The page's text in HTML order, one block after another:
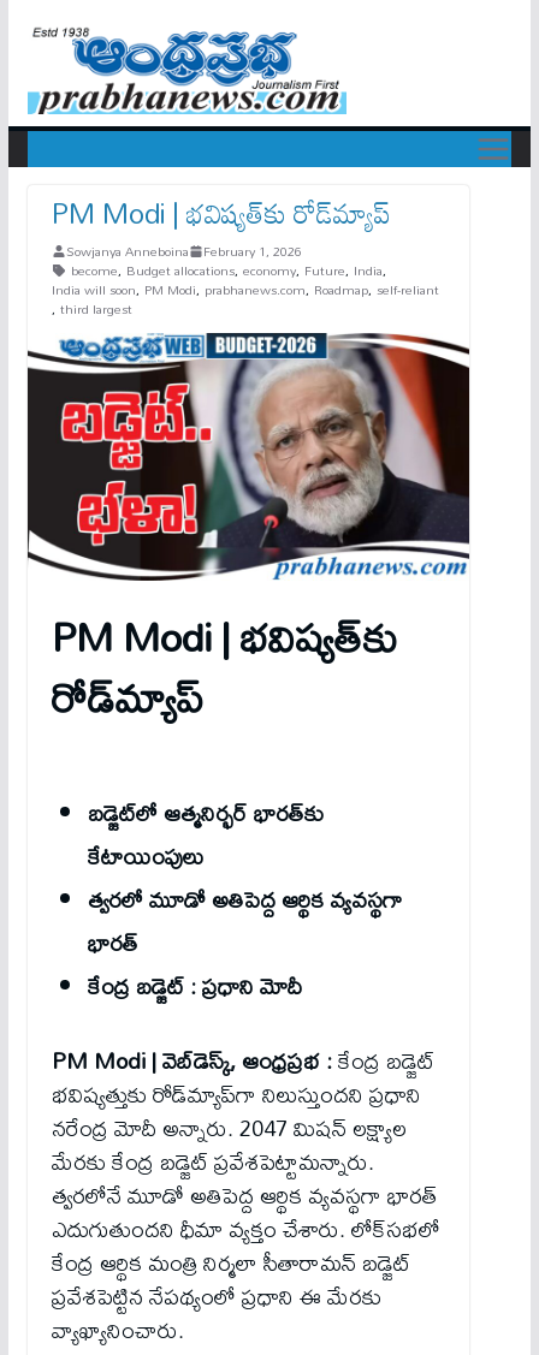
PM Modi | భవిష్యత్‌కు రోడ్‌మ్యాప్‌
Sowjanya Anneboina February 1, 2026
become, Budget allocations, economy, Future, India,
India will soon, PM Modi, prabhanews.com, Roadmap, self-reliant
, third largest
PM Modi |భవిష్యత్‌కు
రోడ్‌మ్యాప్‌
బడ్జెట్‌లో ఆత్మనిర్భర్‌ భారత్‌కు
కేటాయింపులు
త్వరలో మూడో అతిపెద్ద ఆర్థిక వ్యవస్థగా
భారత్‌
కేంద్ర బడ్జెట్‌ : ప్రధాని మోదీ
PM Modi | వెబ్‌డెస్క్‌, ఆంధ్ర‌ప్ర‌భ :కేంద్ర బడ్జెట్‌
భవిష్యత్తుకు రోడ్‌మ్యాప్‌గా నిలుస్తుందని ప్రధాని
నరేంద్ర మోదీ అన్నారు. 2047 మిషన్‌ లక్ష్యాల
మేరకు కేంద్ర బడ్జెట్‌ ప్రవేశపెట్టామన్నారు.
త్వరలోనే మూడో అతిపెద్ద ఆర్థిక వ్యవస్థగా భారత్‌
ఎదుగుతుందని ధీమా వ్యక్తం చేశారు. లోక్​సభలో
కేంద్ర ఆర్థిక మంత్రి నిర్మలా సీతారామన్​ బడ్జెట్​
ప్రవేశపెట్టిన నేపథ్యంలో ప్రధాని ఈ మేరకు
వ్యాఖ్యానించారు.